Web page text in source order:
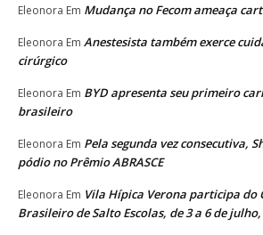
Eleonora Em Mudança no Fecom ameaça
Eleonora Em Anestesista também exerce
cirúrgico
Eleonora Em BYD apresenta seu primeiro
brasileiro
Eleonora Em Pela segunda vez consecutiva,
pódio no Prêmio ABRASCE
Eleonora Em Vila Hípica Verona participa do
Brasileiro de Salto Escolas, de 3 a 6 de